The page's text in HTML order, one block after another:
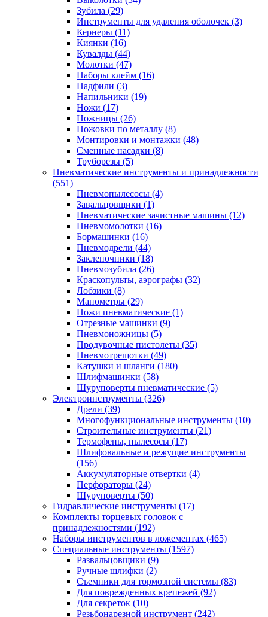
Зубила (29)
Инструменты для удаления оболочек (3)
Кернеры (11)
Киянки (16)
Кувалды (44)
Молотки (47)
Наборы клейм (16)
Надфили (3)
Напильники (19)
Ножи (17)
Ножницы (26)
Ножовки по металлу (8)
Монтировки и монтажки (48)
Сменные насадки (8)
Труборезы (5)
Пневматические инструменты и принадлежности
(551)
Пневмопылесосы (4)
Завальцовщики (1)
Пневматические зачистные машины (12)
Пневмомолотки (16)
Бормашинки (16)
Пневмодрели (44)
Заклепочники (18)
Пневмозубила (26)
Краскопульты, аэрографы (32)
Лобзики (8)
Манометры (29)
Ножи пневматические (1)
Отрезные машинки (9)
Пневмоножницы (5)
Продувочные пистолеты (35)
Пневмотрещотки (49)
Катушки и шланги (180)
Шлифмашинки (58)
Шуруповерты пневматические (5)
Электроинструменты (326)
Дрели (39)
Многофункциональные инструменты (10)
Строительные инструменты (21)
Термофены, пылесосы (17)
Шлифовальные и режущие инструменты
(156)
Аккумуляторные отвертки (4)
Перфораторы (24)
Шуруповерты (50)
Гидравлические инструменты (17)
Комплекты торцевых головок с
принадлежностями (192)
Наборы инструментов в ложементах (465)
Специальные инструменты (1597)
Развальцовщики (9)
Ручные шлифки (2)
Съемники для тормозной системы (83)
Для поврежденных крепежей (92)
Для секреток (10)
Резьбонарезной инструмент (242)